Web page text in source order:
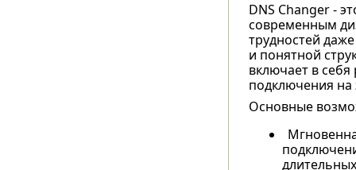
DNS Changer -
современным
трудностей
и понятной
включает в
подключения на
Основные